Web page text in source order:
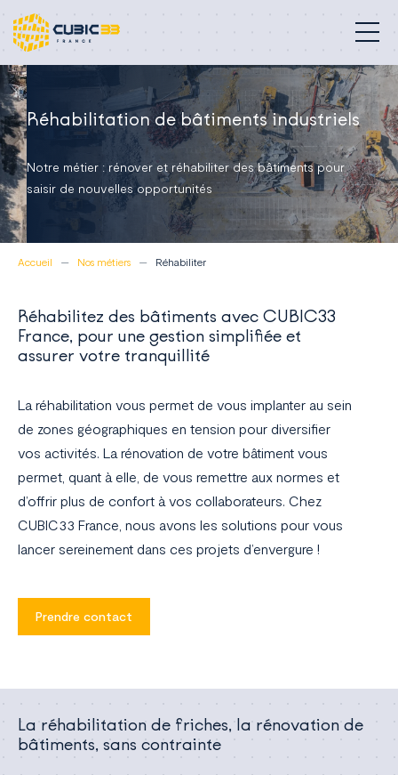
Réhabilitation de bâtiments industriels
Notre métier : rénover et réhabiliter des bâtiments pour
saisir de nouvelles opportunités
Accueil Nos métiers Réhabiliter
Réhabilitez des bâtiments avec CUBIC33
France, pour une gestion simplifiée et
assurer votre tranquillité
La réhabilitation vous permet de vous implanter au sein
de zones géographiques en tension pour diversifier
vos activités. La rénovation de votre bâtiment vous
permet, quant à elle, de vous remettre aux normes et
d’offrir plus de confort à vos collaborateurs. Chez
CUBIC33 France, nous avons les solutions pour vous
lancer sereinement dans ces projets d’envergure !
Prendre contact
La réhabilitation de friches, la rénovation de
bâtiments, sans contrainte
Bâtiments professionnels
Nos métiers
Engagements
Réalisations
Blog
Contact
France